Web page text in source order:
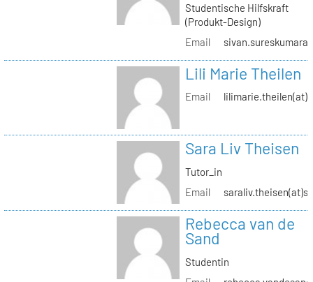
Studentische Hilfskraft
(Produkt-Design)
Email
Lili Marie Theilen
Email
Sara Liv Theisen
Tutor_in
Email
Rebecca van de
Sand
Studentin